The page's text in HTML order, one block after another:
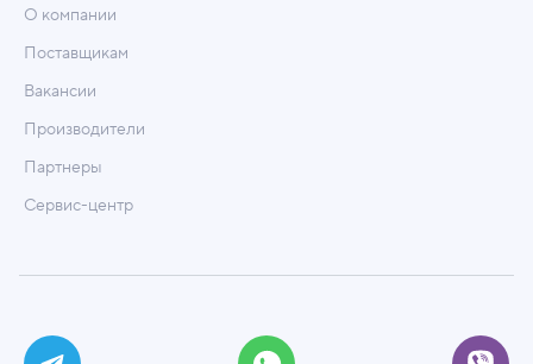
О компании
Поставщикам
Вакансии
Производители
Партнеры
Сервис-центр